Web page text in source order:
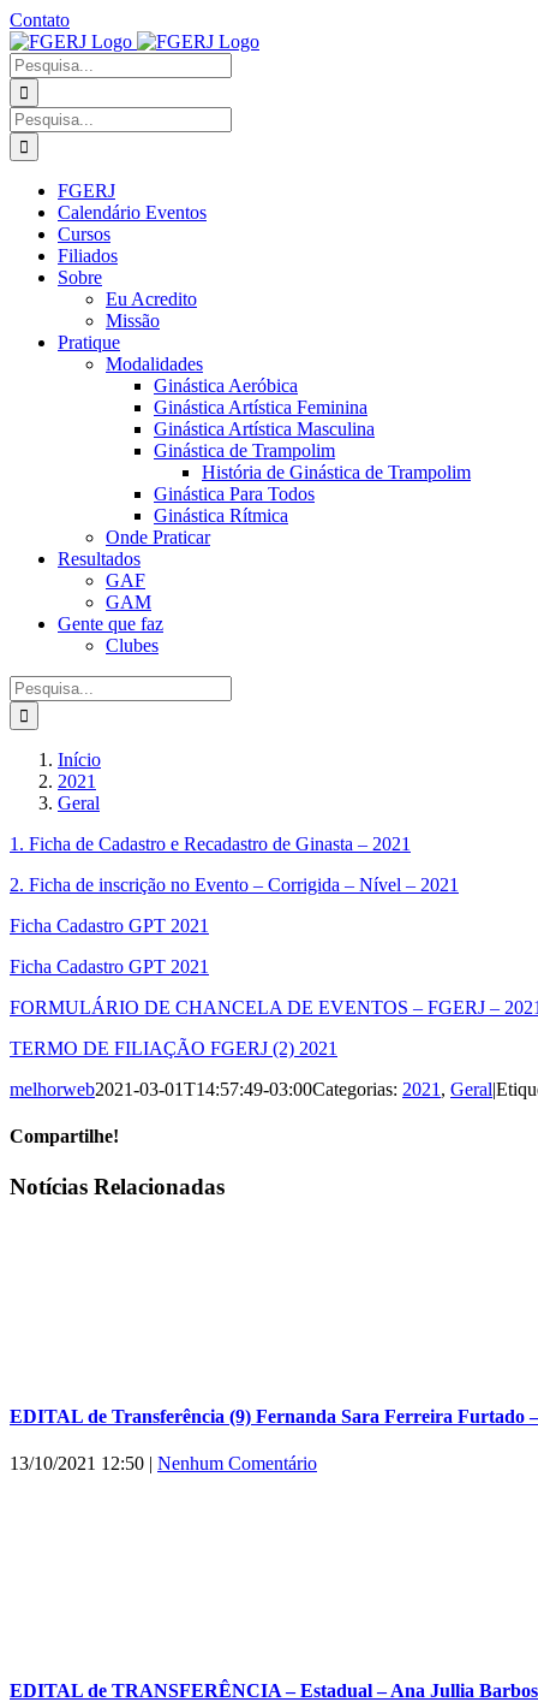
Ir
para
o
conteúdo
Contato
Facebook
Instagram
YouTube
Facebook
Grupo
Procurar
por:
Procurar
por:
FGERJ
Calendário Eventos
Cursos
Filiados
Sobre
Eu Acredito
Missão
Pratique
Modalidades
Ginástica Aeróbica
Ginástica Artística Feminina
Ginástica Artística Masculina
Ginástica de Trampolim
História de Ginástica de Trampolim
Ginástica Para Todos
Ginástica Rítmica
Onde Praticar
Resultados
GAF
GAM
Gente que faz
Clubes
Procurar
por:
Início
2021
Geral
1. Ficha de Cadastro e Recadastro de Ginasta – 2021
2. Ficha de inscrição no Evento – Corrigida – Nível – 2021
Ficha Cadastro GPT 2021
Ficha Cadastro GPT 2021
FORMULÁRIO DE CHANCELA DE EVENTOS – FGERJ –
TERMO DE FILIAÇÃO FGERJ (2) 2021
melhorweb2021-03-01T14:57:49-03:00Categorias: 2021 , Geral|
Compartilhe!
Facebook
X
WhatsApp
E-
Notícias Relacionadas
EDITAL de Transferência (9) Fernanda Sara Ferreira Furtado
13/10/2021 12:50 | Nenhum Comentário
EDITAL de TRANSFERÊNCIA – Estadual – Ana Jullia